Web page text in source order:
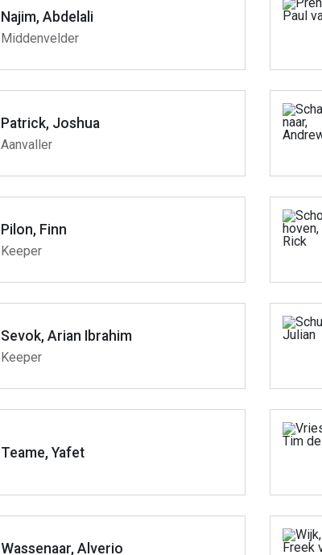
Najim, Abdelali
Middenvelder
Patrick, Joshua
Aanvaller
Pilon, Finn
Keeper
Sevok, Arian Ibrahim
Keeper
Teame, Yafet
Wassenaar, Alverio